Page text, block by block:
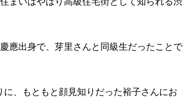
應出身で、芽里さんと同級生だったことで
、もともと顔見知りだった裕子さんにお